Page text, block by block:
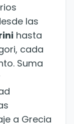
las
hasta
cada
Suma
a Grecia